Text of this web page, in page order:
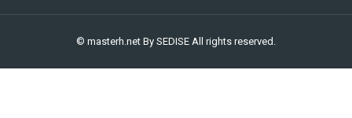
© masterh.net By SEDISE All rights reserved.